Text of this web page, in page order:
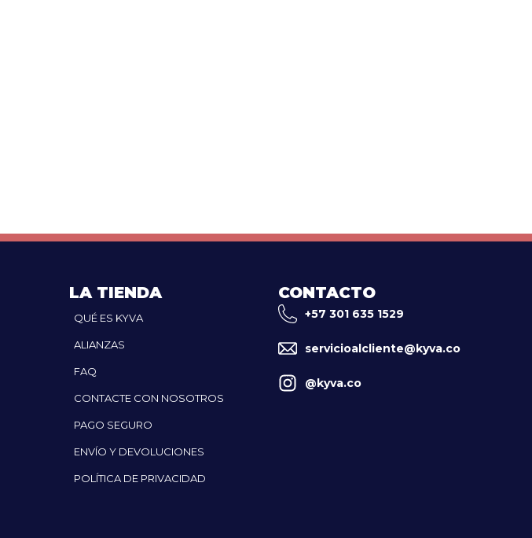
LA TIENDA
QUÉ ES KYVA
ALIANZAS
FAQ
CONTACTE CON NOSOTROS
PAGO SEGURO
ENVÍO Y DEVOLUCIONES
POLÍTICA DE PRIVACIDAD
CONTACTO
+57 301 635 1529
servicioalcliente@kyva.co
@kyva.co